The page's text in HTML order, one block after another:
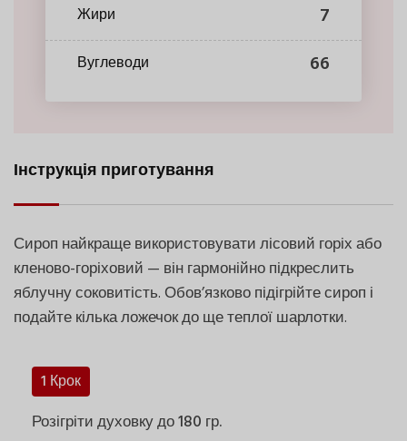
Жири 7
Вуглеводи 66
Інструкція приготування
Сироп найкраще використовувати лісовий горіх або
кленово-горіховий — він гармонійно підкреслить
яблучну соковитість. Обов’язково підігрійте сироп і
подайте кілька ложечок до ще теплої шарлотки.
1 Крок
Розігріти духовку до 180 гр.